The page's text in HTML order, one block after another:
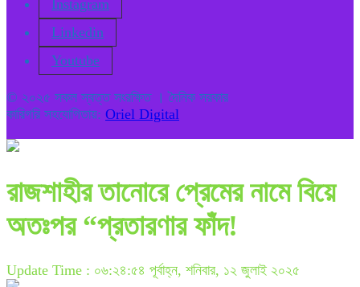
Instagram
Linkedin
Youtube
© ২০২৫ সকল স্বত্ত সংরক্ষিত । দৈনিক সরকার
কারিগরি সহযোগিতায়: Oriel Digital
রাজশাহীর তানোরে প্রেমের নামে বিয়ে
অতঃপর “প্রতারণার ফাঁদ!
Update Time : ০৬:২৪:৫৪ পূর্বাহ্ন, শনিবার, ১২ জুলাই ২০২৫